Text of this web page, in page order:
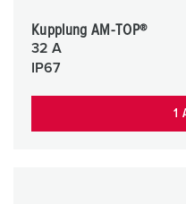
Kupplung AM-TOP®
32 A
IP67
1